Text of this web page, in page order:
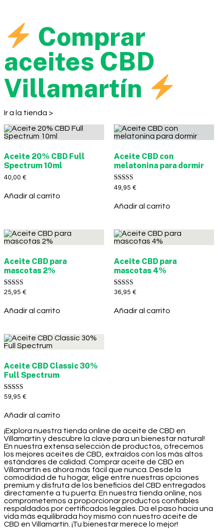
Comprar
aceites CBD
Villamartín
Ir a la tienda >
Aceite 20% CBD Full
Spectrum 10ml
40,00 €
Añadir al carrito
Aceite CBD con
melatonina para dormir
Valorado con
49,95 €
Añadir al carrito
Aceite CBD para
mascotas 2%
Valorado con
25,95 €
Añadir al carrito
Aceite CBD para
mascotas 4%
Valorado con
36,95 €
Añadir al carrito
Aceite CBD Classic 30%
Full Spectrum
Valorado con
59,95 €
Añadir al carrito
¡Explora nuestra tienda online de aceite de CBD en
Villamartín y descubre la clave para un bienestar natural!
En nuestra extensa selección de productos, ofrecemos
los mejores aceites de CBD, extraídos con los más altos
estándares de calidad. Comprar aceite de CBD en
Villamartín es ahora más fácil que nunca. Desde la
comodidad de tu hogar, elige entre nuestras opciones
premium y disfruta de los beneficios del CBD entregados
directamente a tu puerta. En nuestra tienda online, nos
comprometemos a proporcionar productos confiables
respaldados por certificados legales. Da el paso hacia una
vida más equilibrada hoy mismo con nuestro aceite de
CBD en Villamartín. ¡Tu bienestar merece lo mejor!